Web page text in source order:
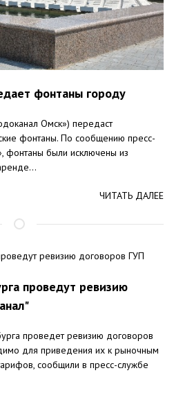
фонтаны городу
Омск») передаст
фонтаны. По сообщению пресс-
фонтаны были исключены из
ЧИТАТЬ ДАЛЕЕ
проведут ревизию
проведет ревизию договоров
для приведения их к рыночным
сообщили в пресс-службе